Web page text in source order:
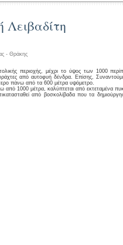
Λειβαδίτη
- Θράκης
περιοχής, μέχρι το ύψος των 1000
από αυτοφυή δένδρα. Επίσης,
πάνω από τα 600 μέτρα υψόμετρο.
από 1000 μέτρα, καλύπτεται από εκτεταμένα
από βοσκολίβαδα που τα